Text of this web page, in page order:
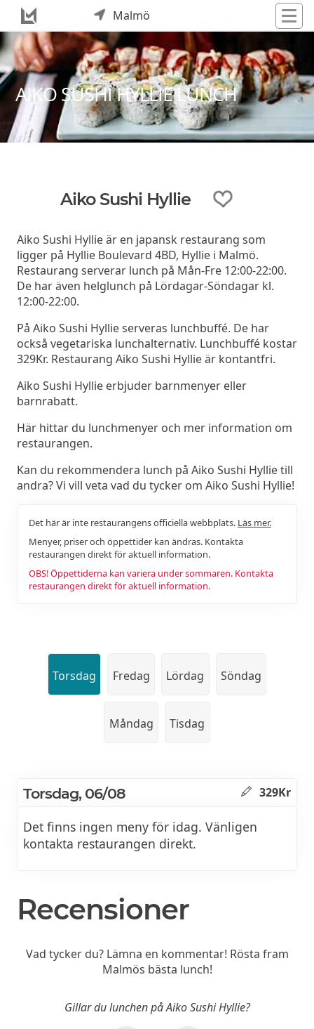
Malmö
AIKO SUSHI HYLLIE LUNCH
Aiko Sushi Hyllie
Aiko Sushi Hyllie är en japansk restaurang som
ligger på Hyllie Boulevard 4BD, Hyllie i Malmö.
Restaurang serverar lunch på Mån-Fre 12:00-22:00.
De har även helglunch på Lördagar-Söndagar kl.
12:00-22:00.
På Aiko Sushi Hyllie serveras lunchbuffé. De har
också vegetariska lunchalternativ. Lunchbuffé kostar
329Kr. Restaurang Aiko Sushi Hyllie är kontantfri.
Aiko Sushi Hyllie erbjuder barnmenyer eller
barnrabatt.
Här hittar du lunchmenyer och mer information om
restaurangen.
Kan du rekommendera lunch på Aiko Sushi Hyllie till
andra? Vi vill veta vad du tycker om Aiko Sushi Hyllie!
Det här är inte restaurangens officiella webbplats. Läs mer.
Menyer, priser och öppettider kan ändras. Kontakta
restaurangen direkt för aktuell information.
OBS! Öppettiderna kan variera under sommaren. Kontakta
restaurangen direkt för aktuell information.
Torsdag Fredag Lördag Söndag
Måndag Tisdag
Torsdag, 06/08 329Kr
Det finns ingen meny för idag. Vänligen
kontakta restaurangen direkt.
Recensioner
Vad tycker du? Lämna en kommentar! Rösta fram
Malmös bästa lunch!
Gillar du lunchen på Aiko Sushi Hyllie?